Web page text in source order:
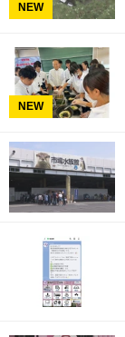
NEW
NEW